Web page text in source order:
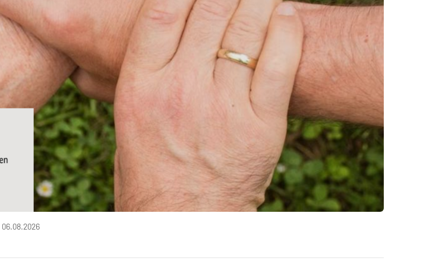
06.08.2026